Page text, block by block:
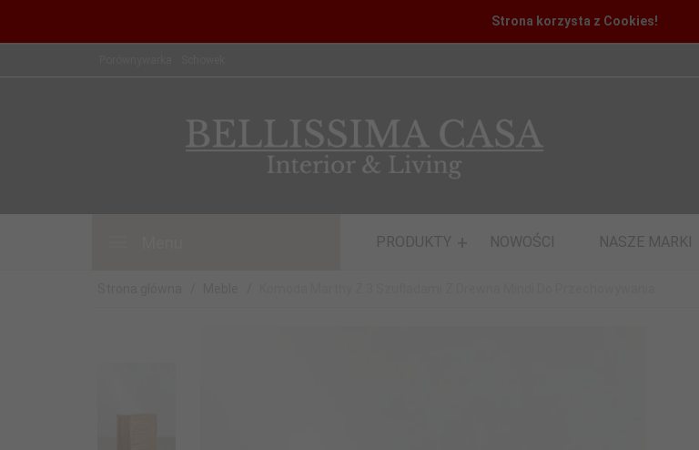
Strona korzysta z Cookies!
PRODUKTY NOWOŚCI NASZE MARKI